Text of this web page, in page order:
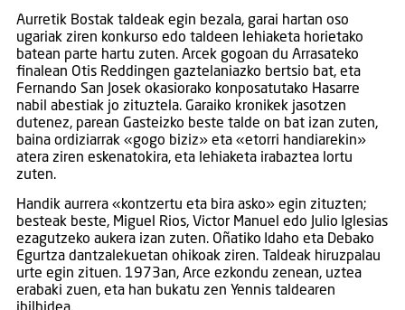
Aurretik Bostak taldeak egin bezala, garai hartan oso
ugariak ziren konkurso edo taldeen lehiaketa horietako
batean parte hartu zuten. Arcek gogoan du Arrasateko
finalean Otis Reddingen gaztelaniazko bertsio bat, eta
Fernando San Josek okasiorako konposatutako Hasarre
nabil abestiak jo zituztela. Garaiko kronikek jasotzen
dutenez, parean Gasteizko beste talde on bat izan zuten,
baina ordiziarrak «gogo biziz» eta «etorri handiarekin»
atera ziren eskenatokira, eta lehiaketa irabaztea lortu
zuten.
Handik aurrera «kontzertu eta bira asko» egin zituzten;
besteak beste, Miguel Rios, Victor Manuel edo Julio Iglesias
ezagutzeko aukera izan zuten. Oñatiko Idaho eta Debako
Egurtza dantzalekuetan ohikoak ziren. Taldeak hiruzpalau
urte egin zituen. 1973an, Arce ezkondu zenean, uztea
erabaki zuen, eta han bukatu zen Yennis taldearen